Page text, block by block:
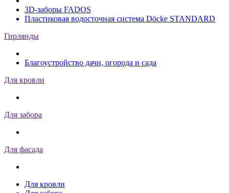
3D-заборы FADOS
Пластиковая водосточная система Döcke STANDARD
Гирлянды
Благоустройство дачи, огорода и сада
Для кровли
Для забора
Для фасада
Для кровли